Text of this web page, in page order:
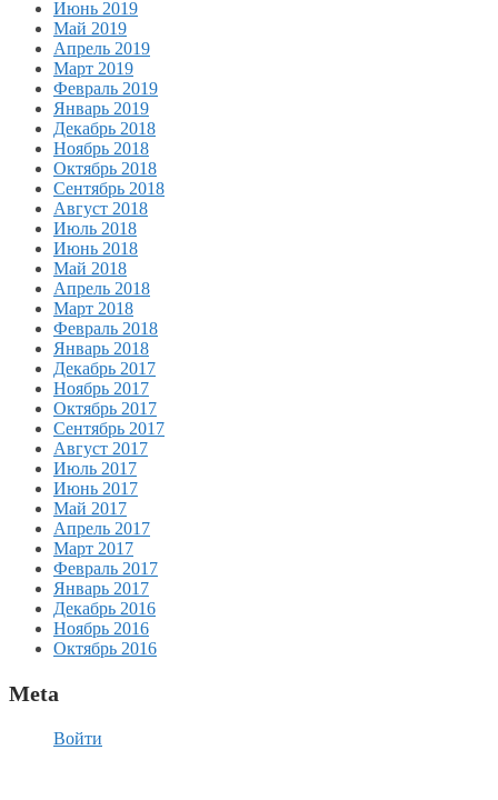
Июнь 2019
Май 2019
Апрель 2019
Март 2019
Февраль 2019
Январь 2019
Декабрь 2018
Ноябрь 2018
Октябрь 2018
Сентябрь 2018
Август 2018
Июль 2018
Июнь 2018
Май 2018
Апрель 2018
Март 2018
Февраль 2018
Январь 2018
Декабрь 2017
Ноябрь 2017
Октябрь 2017
Сентябрь 2017
Август 2017
Июль 2017
Июнь 2017
Май 2017
Апрель 2017
Март 2017
Февраль 2017
Январь 2017
Декабрь 2016
Ноябрь 2016
Октябрь 2016
Meta
Войти